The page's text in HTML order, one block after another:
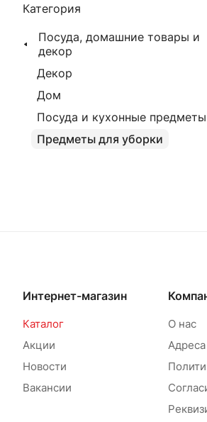
Категория
Посуда, домашние товары и
декор
Декор
Дом
Посуда и кухонные предметы
Предметы для уборки
Интернет-магазин
Каталог
Акции
Новости
Вакансии
О нас